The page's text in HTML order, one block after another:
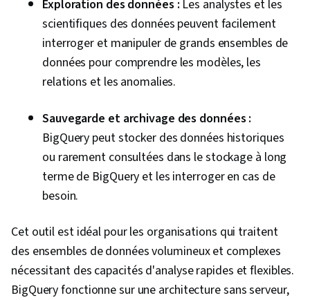
Apprentissage automatique, Analyse
exploratoire des données, Algorithmes de
classification, Apprentissage automatique
appliqué, Modélisation prédictive, Analyse
statistique, Statistiques descriptives,
collaboration, Réseaux neuronaux artificiels,
Algorithmes d'apprentissage automatique,
Présentation des données, Analyse prédictive,
Keras (bibliothèque de réseaux neuronaux),
Apprentissage par arbre de décision,
Échantillonnage (statistiques), Algorithme de la
forêt aléatoire, Régression logistique,
Évaluation du modèle, Méthodes
Exploration des données : Les analystes et les
scientifiques des données peuvent facilement
interroger et manipuler de grands ensembles de
données pour comprendre les modèles, les
relations et les anomalies.
Sauvegarde et archivage des données :
BigQuery peut stocker des données historiques
ou rarement consultées dans le stockage à long
terme de BigQuery et les interroger en cas de
besoin.
Cet outil est idéal pour les organisations qui traitent
des ensembles de données volumineux et complexes
nécessitant des capacités d'analyse rapides et flexibles.
BigQuery fonctionne sur une architecture sans serveur,